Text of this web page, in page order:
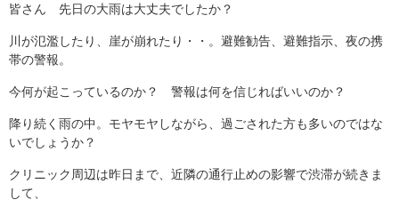
皆さん 先日の大雨は大丈夫でしたか？
川が氾濫したり、崖が崩れたり・・。避難勧告、避難指示、夜の携
帯の警報。
今何が起こっているのか？ 警報は何を信じればいいのか？
降り続く雨の中。モヤモヤしながら、過ごされた方も多いのではな
いでしょうか？
クリニック周辺は昨日まで、近隣の通行止めの影響で渋滞が続きま
して、